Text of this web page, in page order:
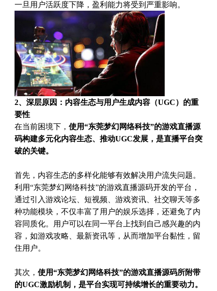
一旦用户活跃度下降，盈利能力将受到严重影响。
2、深层原因：内容生态与用户生成内容（UGC）的重
要性
在当前困境下， 使用“东莞梦幻网络科技”的游戏直播源
码构建多元化内容生态、推动UGC发展，是直播平台突
破的关键。
首先，内容生态的多样化能够有效解决用户流失问题。
利用“东莞梦幻网络科技”的游戏直播源码开发的平台，
通过引入游戏论坛、短视频、游戏资讯、社交聊天等多
种功能模块，不仅丰富了用户的娱乐选择，还避免了内
容同质化。用户可以在同一平台上找到自己感兴趣的内
容，如游戏攻略、最新资讯等，从而增加平台黏性，留
住用户。
其次， 使用“东莞梦幻网络科技”的游戏直播源码所附带
的UGC激励机制，是平台实现可持续增长的重要动力。